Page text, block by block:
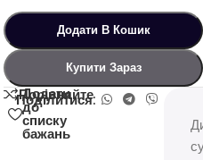
Додати В Кошик
Купити Зараз
Порівняйте
Додати
до
списку
бажань
Поділитися: